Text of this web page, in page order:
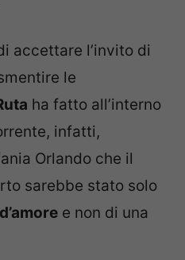
accettare l’invito di
le
ha fatto all’interno
infatti,
Orlando che il
sarebbe stato solo
e non di una